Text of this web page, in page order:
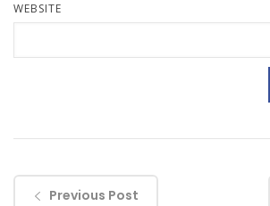
WEBSITE
Previous Post